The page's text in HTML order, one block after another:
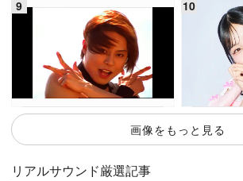
画像をもっと見る
リアルサウンド厳選記事